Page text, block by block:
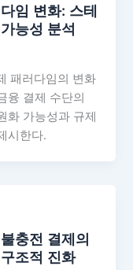
임 변화: 스테
능성 분석
패러다임의 변화
융 결제 수단의
화 가능성과 규제
시한다.
충전 결제의
조적 진화